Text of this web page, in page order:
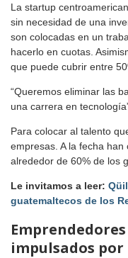
La startup
sin necesidad de una
son colocadas en un
hacerlo en cuotas.
que puede cubrir entre
“Queremos eliminar las
una carrera en
Para colocar al talento
empresas. A la fecha
alrededor de 60% de los
Le invitamos a leer:
guatemaltecos de los
impulsados